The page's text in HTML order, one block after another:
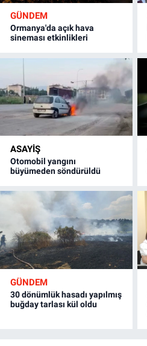
GÜNDEM
Ormanya'da açık hava
sineması etkinlikleri
ASAYİŞ
Otomobil yangını
büyümeden söndürüldü
GÜNDEM
30 dönümlük hasadı yapılmış
buğday tarlası kül oldu